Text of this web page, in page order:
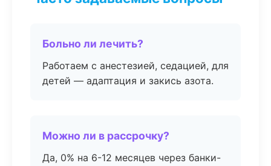
Больно ли лечить?
Работаем с анестезией, седацией, для
детей — адаптация и закись азота.
Можно ли в рассрочку?
Да, 0% на 6-12 месяцев через банки-